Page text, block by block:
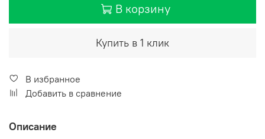
В корзину
Купить в 1 клик
В избранное
Добавить в сравнение
Описание